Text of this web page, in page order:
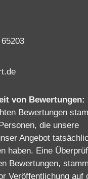
von Bewertungen:
Bewertungen
die unsere
Angebot
haben. Eine
Bewertungen,
Veröffentlichung auf